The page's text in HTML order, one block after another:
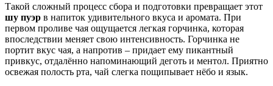
Такой сложный процесс сбора и подготовки превращает этот
шу пуэр в напиток удивительного вкуса и аромата. При
первом проливе чая ощущается легкая горчинка, которая
впоследствии меняет свою интенсивность. Горчинка не
портит вкус чая, а напротив – придает ему пикантный
привкус, отдалённо напоминающий деготь и ментол. Приятно
освежая полость рта, чай слегка пощипывает нёбо и язык.